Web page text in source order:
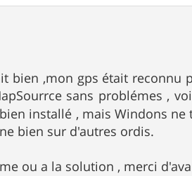
bien ,mon gps était
sans problémes ,
installé , mais Windons
bien sur d'autres ordis.
ou a la solution , merci